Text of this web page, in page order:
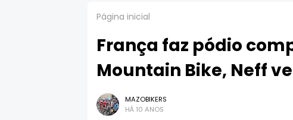
Página inicial
França faz pódio
Mountain Bike, Neff
MAZOBIKERS
HÁ 10 ANOS